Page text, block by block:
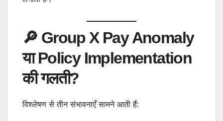
🔎 Group X Pay Anomaly
या Policy Implementation
की गलती?
विश्लेषण से तीन संभावनाएँ सामने आती हैं: